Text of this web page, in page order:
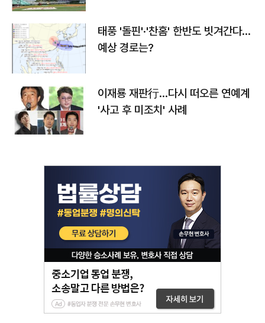
태풍 '돌핀'·'찬홈' 한반도 빗겨간다…
예상 경로는?
이재룡 재판行…다시 떠오른 연예계
'사고 후 미조치' 사례